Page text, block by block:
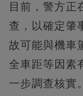
目前，警方正
查，以確定肇
故可能與機車
全車距等因素
一步調查核實